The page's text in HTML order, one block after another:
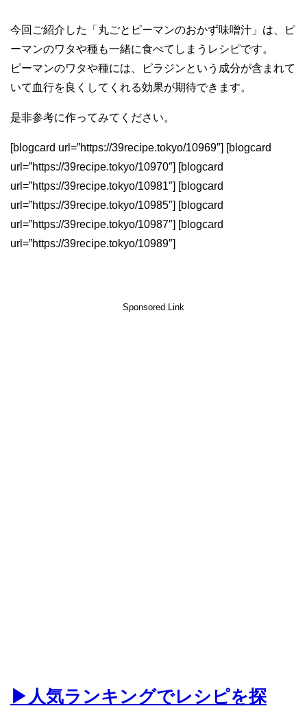
今回ご紹介した「丸ごとピーマンのおかず味噌汁」は、ピ
ーマンのワタや種も一緒に食べてしまうレシピです。
ピーマンのワタや種には、ピラジンという成分が含まれて
いて血行を良くしてくれる効果が期待できます。
是非参考に作ってみてください。
[blogcard url=”https://39recipe.tokyo/10969″] [blogcard
url=”https://39recipe.tokyo/10970″] [blogcard
url=”https://39recipe.tokyo/10981″] [blogcard
url=”https://39recipe.tokyo/10985″] [blogcard
url=”https://39recipe.tokyo/10987″] [blogcard
url=”https://39recipe.tokyo/10989″]
Sponsored Link
▶人気ランキングでレシピを探